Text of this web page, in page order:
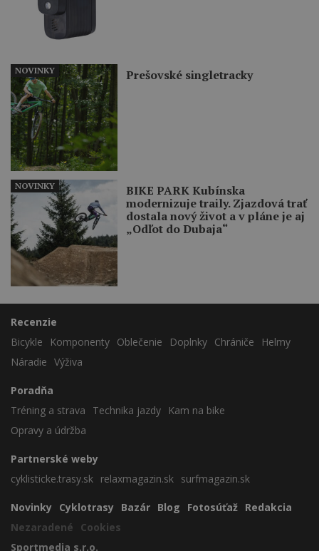
Prešovské singletracky
NOVINKY
BIKE PARK Kubínska
modernizuje traily. Zjazdová trať
dostala nový život a v pláne je aj
„Odľot do Dubaja“
NOVINKY
Recenzie
Bicykle
Komponenty Oblečenie Doplnky Chrániče
Helmy
Náradie Výživa
Poradňa
Tréning a strava
Technika jazdy
Kam na bike
Opravy a údržba
Partnerské weby
cyklisticke.trasy.sk relaxmagazin.sk surfmagazin.sk
Novinky Cyklotrasy Bazár Blog Fotosúťaž Redakcia
Nezaradené
Cookies
Sportmedia s.r.o.